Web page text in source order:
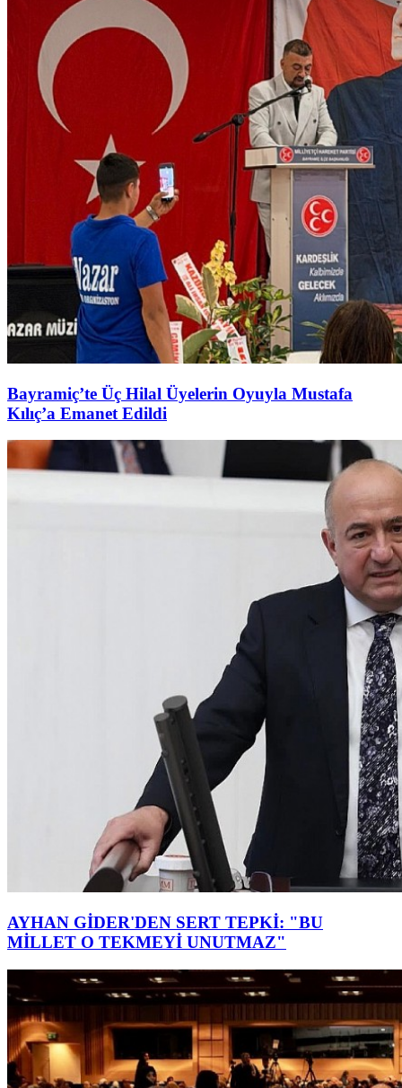
Bayramiç’te Üç Hilal Üyelerin Oyuyla Mustafa
Kılıç’a Emanet Edildi
AYHAN GİDER'DEN SERT TEPKİ: "BU
MİLLET O TEKMEYİ UNUTMAZ"